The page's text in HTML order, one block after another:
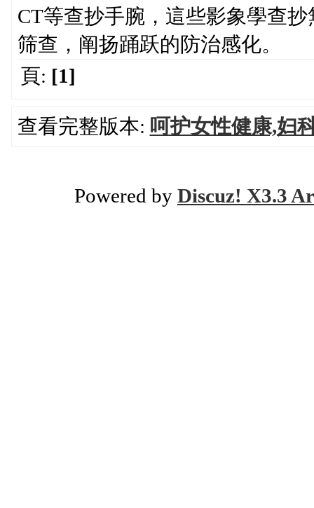
CT等查抄手腕，這些影象學查
筛查，阐扬踊跃的防治感化。
頁: [1]
查看完整版本: 呵护女性健康,妇
Powered by Discuz! X3.3